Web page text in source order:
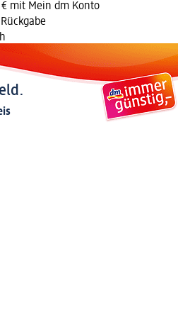
mit Mein dm Konto